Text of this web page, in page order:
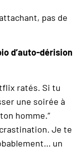
pas de
d’auto-dérision
ratés. Si tu
une soirée à
homme.”
Je te
un